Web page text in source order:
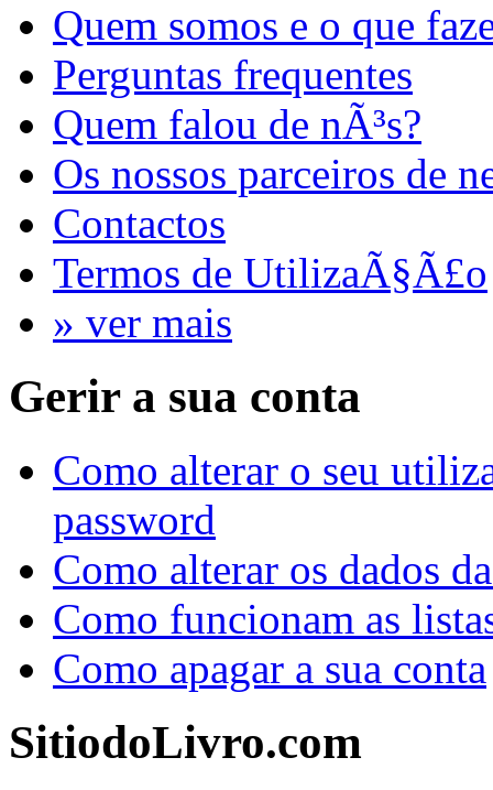
Quem somos e o que
Perguntas frequentes
Quem falou de nÃ³s?
Os nossos parceiros de
Contactos
Termos de UtilizaÃ§Ã£o
» ver mais
Gerir a sua conta
Como alterar o seu
password
Como alterar os dados
Como funcionam as
Como apagar a sua conta
SitiodoLivro.com